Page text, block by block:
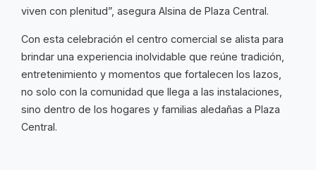
viven con plenitud”, asegura Alsina de Plaza Central.
Con esta celebración el centro comercial se alista para
brindar una experiencia inolvidable que reúne tradición,
entretenimiento y momentos que fortalecen los lazos,
no solo con la comunidad que llega a las instalaciones,
sino dentro de los hogares y familias aledañas a Plaza
Central.